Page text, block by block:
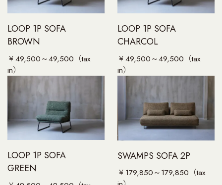
LOOP 1P SOFA
BROWN
￥49,500～49,500（tax
in）
LOOP 1P SOFA
CHARCOL
￥49,500～49,500（tax
in）
LOOP 1P SOFA
GREEN
SWAMPS SOFA 2P
￥179,850～179,850（tax